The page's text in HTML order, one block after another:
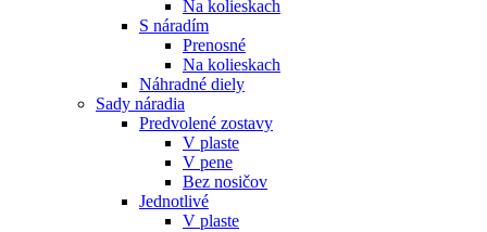
Na kolieskach
S náradím
Prenosné
Na kolieskach
Náhradné diely
Sady náradia
Predvolené zostavy
V plaste
V pene
Bez nosičov
Jednotlivé
V plaste